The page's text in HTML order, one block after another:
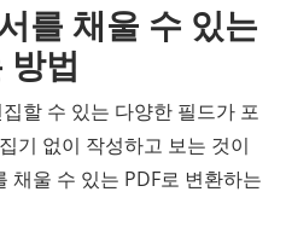
를 채울 수 있는
방법
할 수 있는 다양한 필드가 포
기 없이 작성하고 보는 것이
울 수 있는 PDF로 변환하는